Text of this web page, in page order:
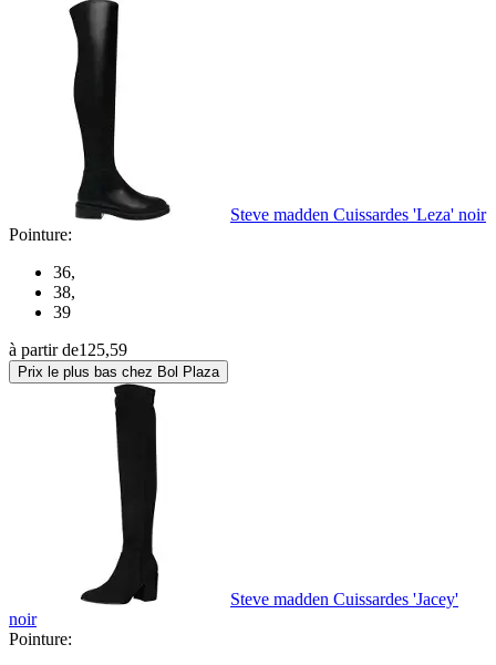
Steve madden Cuissardes 'Leza' noir
Pointure:
36,
38,
39
à partir de125,59
Prix le plus bas chez Bol Plaza
Steve madden Cuissardes 'Jacey'
noir
Pointure: